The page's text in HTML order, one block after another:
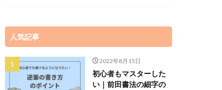
人気記事
2022年8月15日
初心者もマスターした
い｜前田書法の細字の